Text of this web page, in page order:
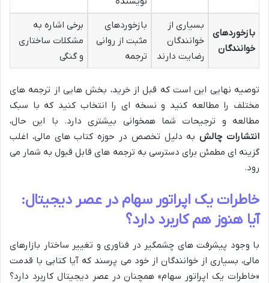
بازخوردهای
خوانندگان
بسیاری از
خوانندگان
رضایت دارند
بازخوردهای
مثبت از روانی
ترجمه
برخی اشاره به
مشکلات ساختاری
و گنگی
توصیه نهایی این است که قبل از خرید، بخش هایی از ترجمه های
مختلف را مطالعه کنید و نسخه ای را انتخاب کنید که با سبک
مطالعه و ترجیحات شما همخوانی بیشتری دارد. با این حال،
انتشارات چالشبه دلیل تخصص در حوزه کتاب های مالی، اغلب
گزینه ای مطمئن برای دسترسی به ترجمه های قابل قبول به شمار می
رود.
خاطرات یک اپراتور سهام در عصر دیجیتال:
آیا هنوز هم کاربرد دارد؟
با وجود پیشرفت های چشمگیر در فناوری و تغییر ساختار بازارهای
مالی، بسیاری از خوانندگان از خود می پرسند که آیا کتابی با قدمت
«خاطرات یک اپراتور سهام» همچنان در عصر دیجیتال کاربرد دارد؟